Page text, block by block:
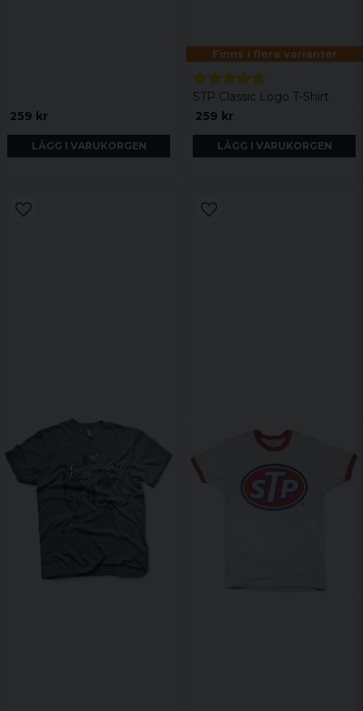
259 kr
LÄGG I VARUKORGEN
Finns i flera varianter
STP Classic Logo T-Shirt
259 kr
LÄGG I VARUKORGEN